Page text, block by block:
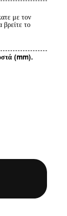
με τον
το
(mm).